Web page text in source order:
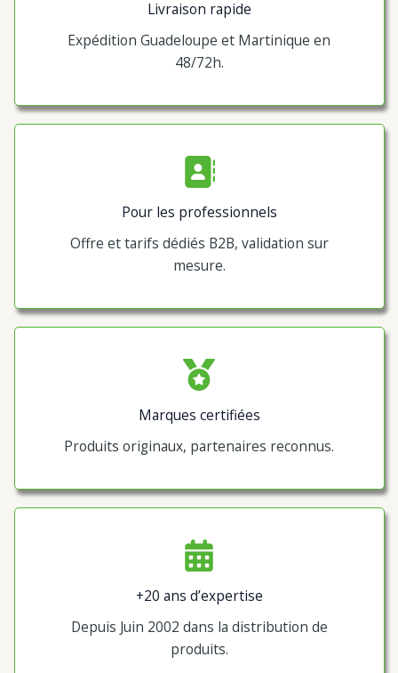
Livraison rapide
Expédition Guadeloupe et Martinique en
48/72h.
Pour les professionnels
Offre et tarifs dédiés B2B, validation sur
mesure.
Marques certifiées
Produits originaux, partenaires reconnus.
+20 ans d’expertise
Depuis Juin 2002 dans la distribution de
produits.